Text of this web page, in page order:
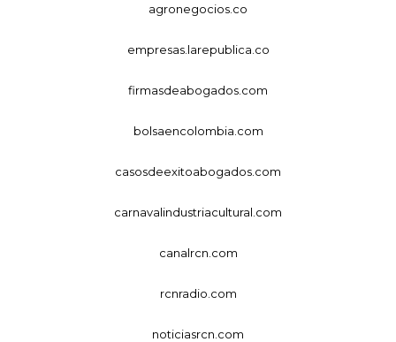
agronegocios.co
empresas.larepublica.co
firmasdeabogados.com
bolsaencolombia.com
casosdeexitoabogados.com
carnavalindustriacultural.com
canalrcn.com
rcnradio.com
noticiasrcn.com